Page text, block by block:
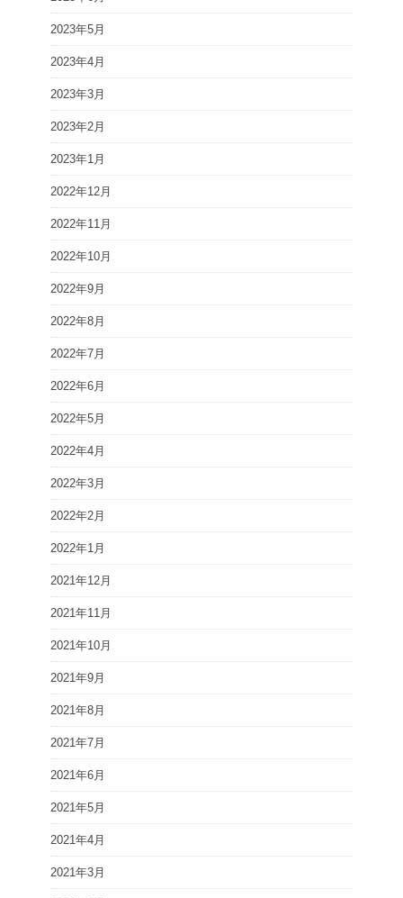
2023年5月
2023年4月
2023年3月
2023年2月
2023年1月
2022年12月
2022年11月
2022年10月
2022年9月
2022年8月
2022年7月
2022年6月
2022年5月
2022年4月
2022年3月
2022年2月
2022年1月
2021年12月
2021年11月
2021年10月
2021年9月
2021年8月
2021年7月
2021年6月
2021年5月
2021年4月
2021年3月